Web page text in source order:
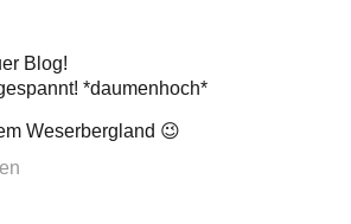
Blog!
*daumenhoch*
Weserbergland 😉